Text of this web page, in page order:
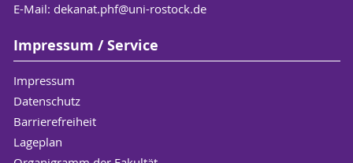
E-Mail: dekanat.phf@uni-rostock.de
Impressum / Service
Impressum
Datenschutz
Barrierefreiheit
Lageplan